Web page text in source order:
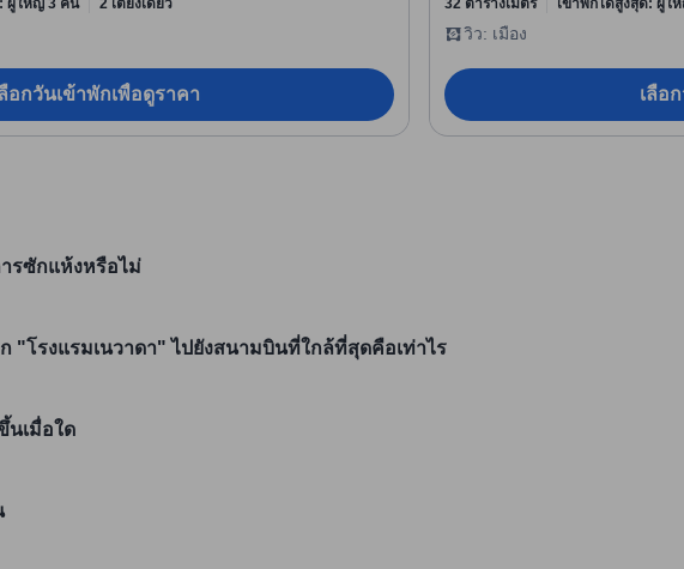
ผู้ใหญ่ 3 คน 2 เตียงเดี่ยว
อกวันเข้าพักเพื่อดูราคา
32 ตารางเมตร เข้าพักได้สูงสุด: ผู้ใ
วิว: เมือง
เลือ
รซักแห้งหรือไม่
ก "โรงแรมเนวาดา" ไปยังสนามบินที่ใกล้ที่สุดคือเท่าไร
นเมื่อใด